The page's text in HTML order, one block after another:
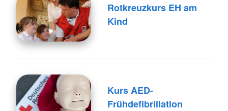
Rotkreuzkurs EH am
Kind
Kurs AED-
Frühdefibrillation